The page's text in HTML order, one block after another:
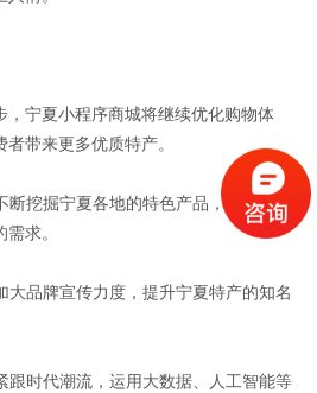
，宁夏小程序商城将继续优化购物体
带来更多优质特产。
断挖掘宁夏各地的特色产品，丰富产品
求。
大品牌宣传力度，提升宁夏特产的知名
跟时代潮流，运用大数据、人工智能等